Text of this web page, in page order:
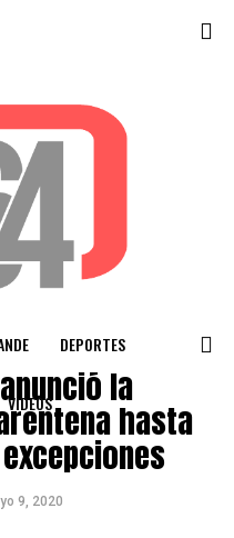
DEPORTES
VIDEOS la
hasta
9, 2020